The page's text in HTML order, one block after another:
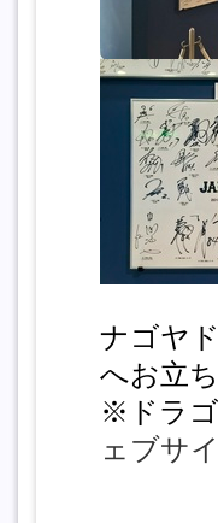
ナゴヤ
へお立
※ドラ
ェブサ